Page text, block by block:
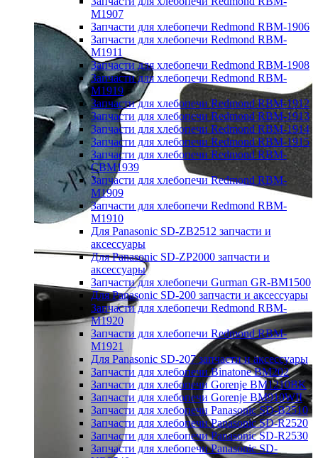
M1907
Запчасти для хлебопечи Redmond RBM-1906
Запчасти для хлебопечи Redmond RBM-
M1911
Запчасти для хлебопечи Redmond RBM-1908
Запчасти для хлебопечи Redmond RBM-
M1919
Запчасти для хлебопечи Redmond RBM-1912
Запчасти для хлебопечи Redmond RBM-1913
Запчасти для хлебопечи Redmond RBM-1914
Запчасти для хлебопечи Redmond RBM-1915
Запчасти для хлебопечи Redmond RBM-
CBM1939
Запчасти для хлебопечи Redmond RBM-
M1909
Запчасти для хлебопечи Redmond RBM-
M1910
Для Panasonic SD-ZB2512 запчасти и
аксессуары
Для Panasonic SD-ZP2000 запчасти и
аксессуары
Запчасти для хлебопечи Gurman GR-BM1500
Для Panasonic SD-200 запчасти и аксессуары
Запчасти для хлебопечи Redmond RBM-
M1920
Запчасти для хлебопечи Redmond RBM-
M1921
Для Panasonic SD-207 запчасти и аксессуары
Запчасти для хлебопечи Binatone BM202
Запчасти для хлебопечи Gorenje BM1210BK
Запчасти для хлебопечи Gorenje BM910WII
Запчасти для хлебопечи Panasonic SD-B2510
Запчасти для хлебопечи Panasonic SD-R2520
Запчасти для хлебопечи Panasonic SD-R2530
Запчасти для хлебопечи Panasonic SD-